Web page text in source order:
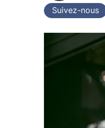
Suivez-nous